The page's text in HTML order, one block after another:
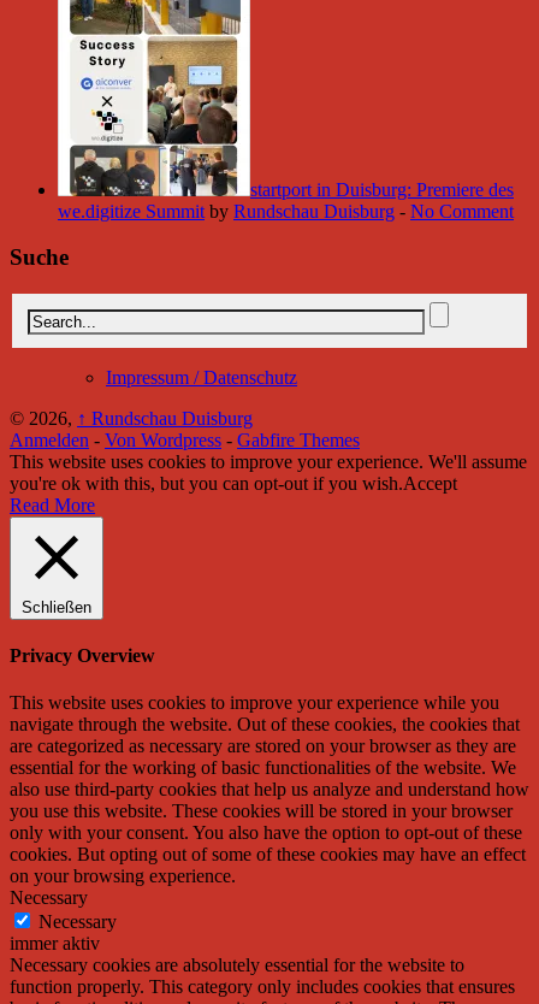
startport in Duisburg: Premiere des
we.digitize Summit by Rundschau Duisburg - No Comment
Suche
Impressum / Datenschutz
© 2026, ↑ Rundschau Duisburg
Anmelden - Von Wordpress - Gabfire Themes
This website uses cookies to improve your experience. We'll assume
you're ok with this, but you can opt-out if you wish.Accept
Read More
Schließen
Privacy Overview
This website uses cookies to improve your experience while you
navigate through the website. Out of these cookies, the cookies that
are categorized as necessary are stored on your browser as they are
essential for the working of basic functionalities of the website. We
also use third-party cookies that help us analyze and understand how
you use this website. These cookies will be stored in your browser
only with your consent. You also have the option to opt-out of these
cookies. But opting out of some of these cookies may have an effect
on your browsing experience.
Necessary
Necessary
immer aktiv
Necessary cookies are absolutely essential for the website to
function properly. This category only includes cookies that ensures